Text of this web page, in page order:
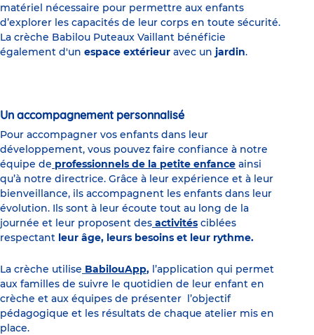
matériel nécessaire pour permettre aux enfants
d’explorer les capacités de leur corps en toute sécurité.
La crèche Babilou Puteaux Vaillant bénéficie
également d'un espace extérieur avec un jardin.
Un accompagnement personnalisé
Pour accompagner vos enfants dans leur
développement, vous pouvez faire confiance à notre
équipe de professionnels de la petite enfance ainsi
qu’à notre directrice. Grâce à leur expérience et à leur
bienveillance, ils accompagnent les enfants dans leur
évolution. Ils sont à leur écoute tout au long de la
journée et leur proposent des activités ciblées
respectant leur âge, leurs besoins et leur rythme.
La crèche utilise BabilouApp, l’application qui permet
aux familles de suivre le quotidien de leur enfant en
crèche et aux équipes de présenter l’objectif
pédagogique et les résultats de chaque atelier mis en
place.